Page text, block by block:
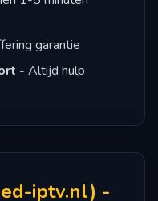
garantie
- Altijd hulp
iptv.nl) -